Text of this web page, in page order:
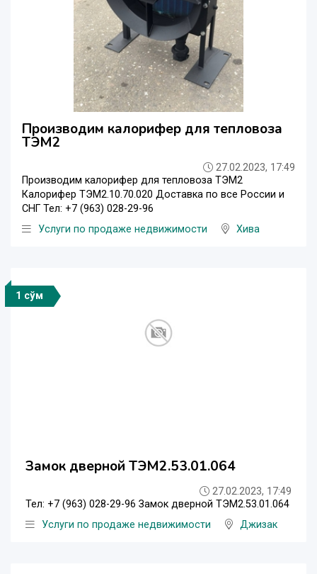
Производим калорифер для тепловоза
ТЭМ2
27.02.2023, 17:49
Производим калорифер для тепловоза ТЭМ2
Калорифер ТЭМ2.10.70.020 Доставка по все России и
СНГ Тел: +7 (963) 028-29-96
Услуги по продаже недвижимости
Хива
1 сўм
Замок дверной ТЭМ2.53.01.064
27.02.2023, 17:49
Тел: +7 (963) 028-29-96 Замок дверной ТЭМ2.53.01.064
Услуги по продаже недвижимости
Джизак